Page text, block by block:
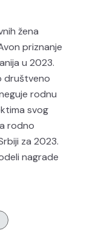
žena
priznanje
u 2023.
društveno
rodnu
svog
rodno
za 2023.
nagrade